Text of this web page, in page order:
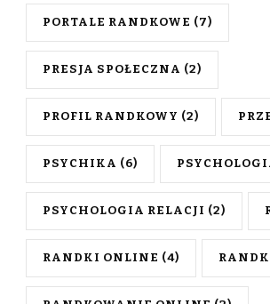
PORTALE RANDKOWE (7)
PRESJA SPOŁECZNA (2)
PROFIL RANDKOWY (2)
PSYCHIKA (6)
PSYCHOLOGIA RELACJI (2)
RANDKI ONLINE (4)